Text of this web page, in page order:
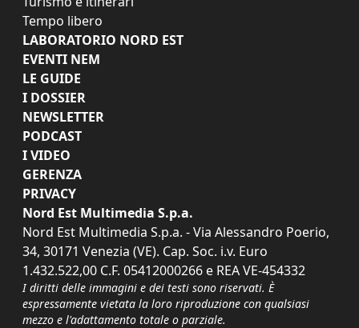
Tempo libero
LABORATORIO NORD EST
EVENTI NEM
LE GUIDE
I DOSSIER
NEWSLETTER
PODCAST
I VIDEO
GERENZA
PRIVACY
Nord Est Multimedia S.p.a.
Nord Est Multimedia S.p.a. - Via Alessandro Poerio,
34, 30171 Venezia (VE). Cap. Soc. i.v. Euro
1.432.522,00 C.F. 05412000266 e REA VE-454332
I diritti delle immagini e dei testi sono riservati. È
espressamente vietata la loro riproduzione con qualsiasi
mezzo e l'adattamento totale o parziale.